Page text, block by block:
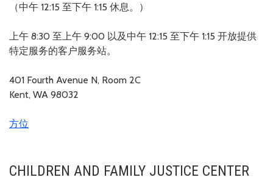
（中午 12:15 至下午 1:15 休息。）
上午 8:30 至上午 9:00 以及中午 12:15 至下午 1:15 开放提供
特定服务的客户服务站。
401 Fourth Avenue N, Room 2C
Kent, WA 98032
方位
CHILDREN AND FAMILY JUSTICE CENTER